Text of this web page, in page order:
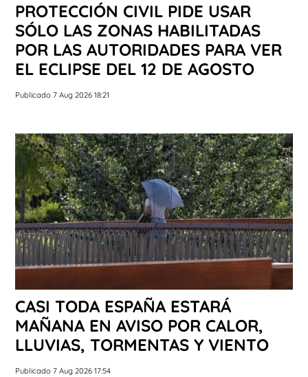
PROTECCIÓN CIVIL PIDE USAR
SÓLO LAS ZONAS HABILITADAS
POR LAS AUTORIDADES PARA VER
EL ECLIPSE DEL 12 DE AGOSTO
Publicado 7 Aug 2026 18:21
CASI TODA ESPAÑA ESTARÁ
MAÑANA EN AVISO POR CALOR,
LLUVIAS, TORMENTAS Y VIENTO
Publicado 7 Aug 2026 17:54